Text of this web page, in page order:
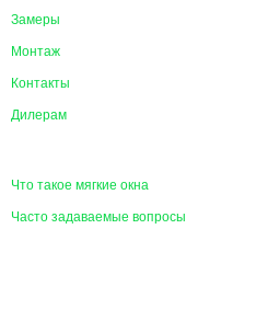
Замеры
Монтаж
Контакты
Дилерам
Что такое мягкие окна
Часто задаваемые вопросы